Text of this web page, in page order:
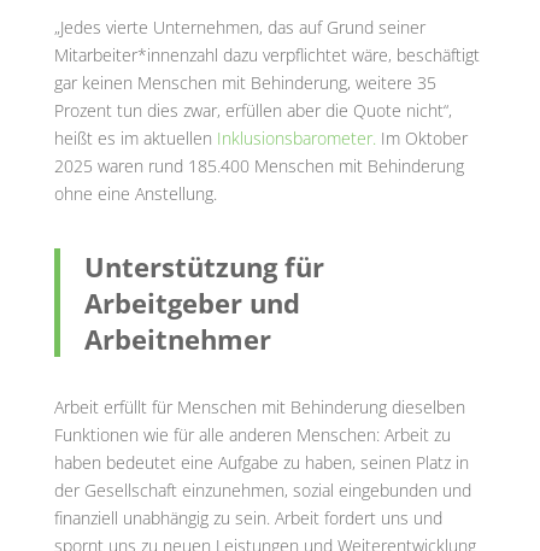
„Jedes vierte Unternehmen, das auf Grund seiner
Mitarbeiter*innenzahl dazu verpflichtet wäre, beschäftigt
gar keinen Menschen mit Behinderung, weitere 35
Prozent tun dies zwar, erfüllen aber die Quote nicht“,
heißt es im aktuellen Inklusionsbarometer. Im Oktober
2025 waren rund 185.400 Menschen mit Behinderung
ohne eine Anstellung.
Unterstützung für
Arbeitgeber und
Arbeitnehmer
Arbeit erfüllt für Menschen mit Behinderung dieselben
Funktionen wie für alle anderen Menschen: Arbeit zu
haben bedeutet eine Aufgabe zu haben, seinen Platz in
der Gesellschaft einzunehmen, sozial eingebunden und
finanziell unabhängig zu sein. Arbeit fordert uns und
spornt uns zu neuen Leistungen und Weiterentwicklung